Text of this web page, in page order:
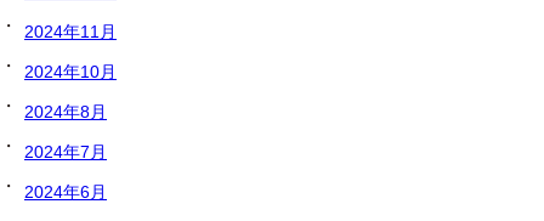
2024年11月
2024年10月
2024年8月
2024年7月
2024年6月